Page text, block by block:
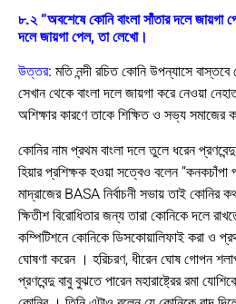
৮.২ “অবশেষে কোনি বাংলা সাঁতার দলে জায়গা
দলে জায়গা পেল, তা লেখো।
উত্তর: মতি নন্দী রচিত কোনি উপন্যাসে
সেখান থেকে বাংলা দলে জায়গা করে নেওয়া
অশিক্ষার কারণে তাকে শিক্ষিত ও সভ্য সমাজের
কোনির নাম প্রথম বাংলা দলে তুলে ধরেন
হিয়ার প্রশিক্ষক হওয়া সত্বেও বলেন “কনকচাঁপা
মাদ্রাজের BASA নির্বাচনী সভায় তাই কোনির
ক্ষিতীশ বিরোধিতার জন্য তারা কোনিকে দলে
কম্পিটিশনে কোনিকে ডিসকোয়ালিফাই করা ও
ঘোষণা করেন । হরিচরণ, ধীরেন ঘোষ গোপন
প্রণবেন্দু বাবু বুঝতে পারেন মহারাষ্ট্রের রমা